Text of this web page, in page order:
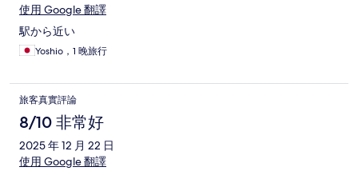
使用 Google 翻譯
駅から近い
Yoshio，1 晚旅行
旅客真實評論
8/10 非常好
2025 年 12 月 22 日
使用 Google 翻譯